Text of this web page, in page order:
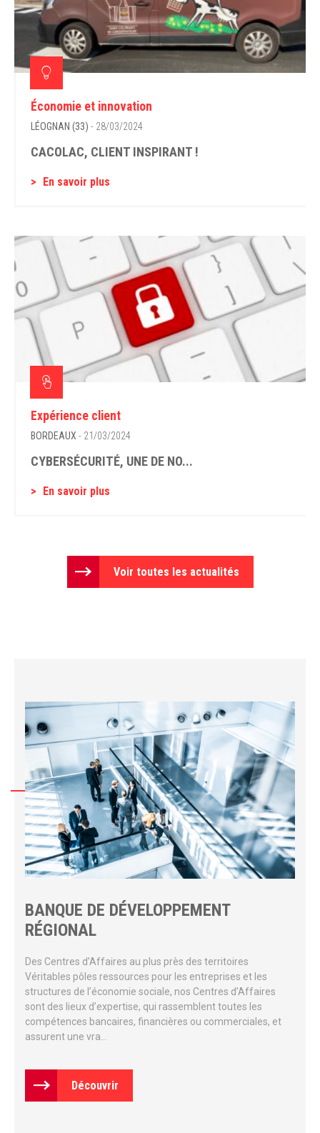
Économie et innovation
LÉOGNAN (33) - 28/03/2024
CACOLAC, CLIENT INSPIRANT !
En savoir plus
Expérience client
BORDEAUX - 21/03/2024
CYBERSÉCURITÉ, UNE DE NO...
En savoir plus
Voir toutes les actualités
BANQUE DE DÉVELOPPEMENT
RÉGIONAL
Des Centres d’Affaires au plus près des territoires
Véritables pôles ressources pour les entreprises et les
structures de l’économie sociale, nos Centres d’Affaires
sont des lieux d’expertise, qui rassemblent toutes les
compétences bancaires, financières ou commerciales, et
assurent une vra...
Découvrir